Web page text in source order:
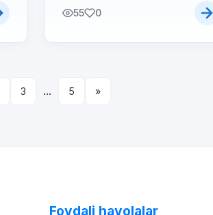
55 0
3 ... 5 »
Foydali havolalar